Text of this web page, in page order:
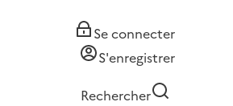
Se connecter
S'enregistrer
Rechercher